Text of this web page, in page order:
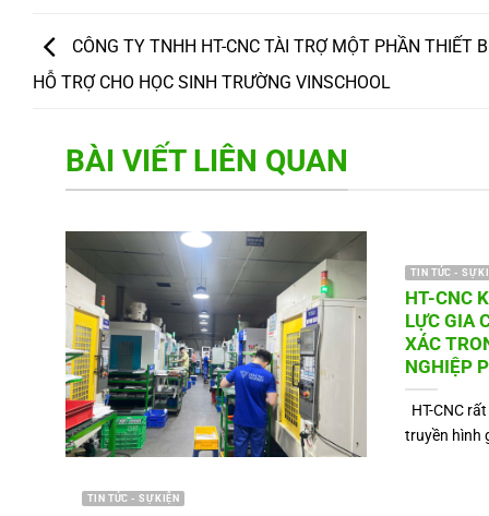
CÔNG TY TNHH HT-CNC TÀI TRỢ MỘT PHẦN THIẾT
HỖ TRỢ CHO HỌC SINH TRƯỜNG VINSCHOOL
BÀI VIẾT LIÊN QUAN
TIN TỨC - SỰ KIỆN
TIN TỨC - SỰ
HT-CNC
LỰC GIA
XÁC
NGHIỆP
HT-CNC
truyền hình